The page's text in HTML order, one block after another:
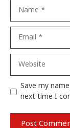
Website
Save my
next time I